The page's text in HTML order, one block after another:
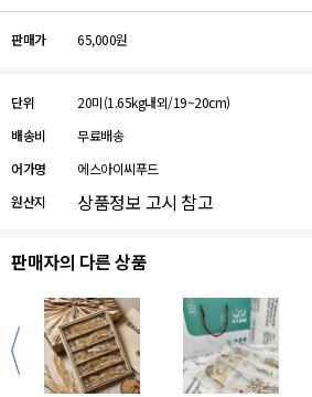
판매가 65,000원
단위
20미(1.65kg내외/19~20cm)
배송비
무료배송
어가명
에스아이씨푸드
원산지
상품정보 고시 참고
판매자의 다른 상품